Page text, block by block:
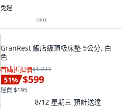
免運
(60)
GranRest 飯店級頂級床墊 5公分, 白
色
首購折扣價$1,233
51% $599
運費 $195
8/12 星期三 預計送達